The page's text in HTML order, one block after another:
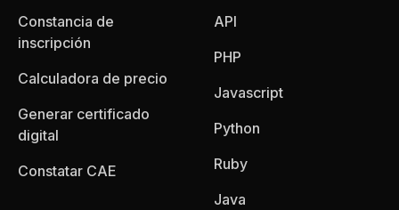
Constancia de
inscripción
Calculadora de precio
Generar certificado
digital
Constatar CAE
API
PHP
Javascript
Python
Ruby
Java